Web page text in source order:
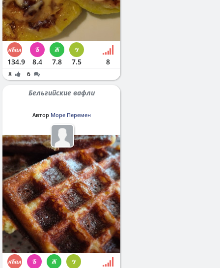
134.9 8.4 7.8 7.5 8
8 6
Бельгийские вафли
Автор Море Перемен